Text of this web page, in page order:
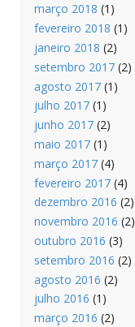
março 2018 (1)
fevereiro 2018 (1)
janeiro 2018 (2)
setembro 2017(2)
agosto 2017(1)
julho 2017(1)
junho 2017(2)
maio 2017(1)
março 2017(4)
fevereiro 2017(4)
dezembro 2016 (2)
novembro 2016 (2)
outubro 2016 (3)
setembro 2016 (2)
agosto 2016 (2)
julho 2016 (1)
março 2016 (2)